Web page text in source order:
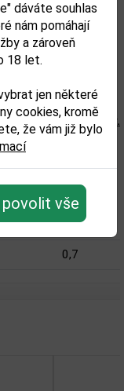
dáváte souhlas
nám pomáhají
a zároveň
18 let.
jen některé
cookies, kromě
že vám již bylo
vše
sušené ovoce,
alergeny.
na obalu
45
0,7